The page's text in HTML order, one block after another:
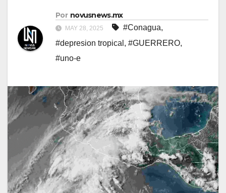
Por novusnews.mx
MAY 28, 2025 #Conagua,
#depresion tropical , #GUERRERO,
#uno-e